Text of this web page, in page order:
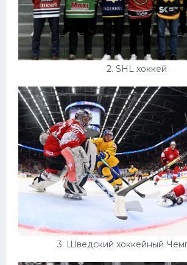
2. SHL хоккей
3. Шведский хоккейный
Тренажеры
Интерьеры квартир